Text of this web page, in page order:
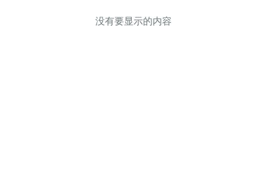
没有要显示的内容